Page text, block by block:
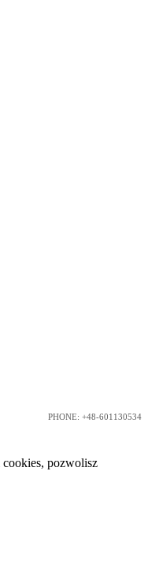
PHONE: +48-601130534
pozwolisz